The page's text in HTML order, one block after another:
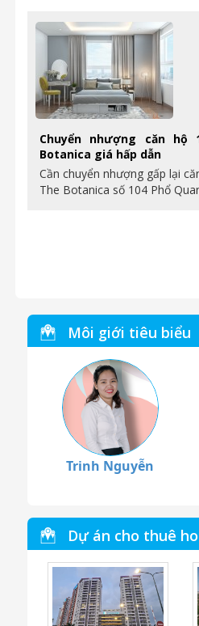
Chuyển nhượng căn hộ
Botanica giá hấp dẫn
Cần chuyển nhượng gấp lại
The Botanica số 104 Phổ
Môi giới tiêu biểu
Trinh Nguyễn
Dự án cho thuê